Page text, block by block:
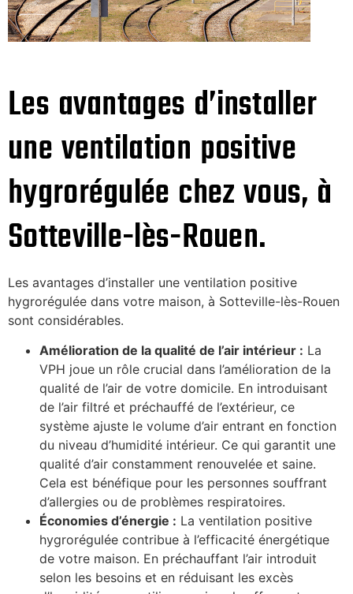
Les avantages d’installer
une ventilation positive
hygrorégulée chez vous, à
Sotteville-lès-Rouen.
Les avantages d’installer une ventilation positive
hygrorégulée dans votre maison, à Sotteville-lès-Rouen
sont considérables.
Amélioration de la qualité de l’air intérieur : La
VPH joue un rôle crucial dans l’amélioration de la
qualité de l’air de votre domicile. En introduisant
de l’air filtré et préchauffé de l’extérieur, ce
système ajuste le volume d’air entrant en fonction
du niveau d’humidité intérieur. Ce qui garantit une
qualité d’air constamment renouvelée et saine.
Cela est bénéfique pour les personnes souffrant
d’allergies ou de problèmes respiratoires.
Économies d’énergie : La ventilation positive
hygrorégulée contribue à l’efficacité énergétique
de votre maison. En préchauffant l’air introduit
selon les besoins et en réduisant les excès